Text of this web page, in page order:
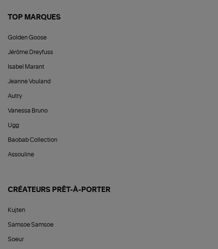
TOP MARQUES
Golden Goose
Jérôme Dreyfuss
Isabel Marant
Jeanne Vouland
Autry
Vanessa Bruno
Ugg
Baobab Collection
Assouline
CRÉATEURS PRÊT-À-PORTER
Kujten
Samsoe Samsoe
Soeur